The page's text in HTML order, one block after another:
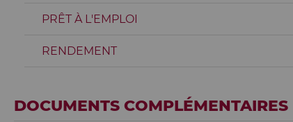
PRÊT À L'EMPLOI
RENDEMENT
DOCUMENTS COMPLÉMENTAIRES